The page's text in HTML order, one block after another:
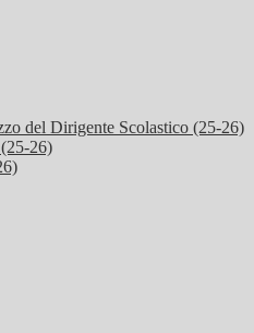
del Dirigente Scolastico (25-26)
26)